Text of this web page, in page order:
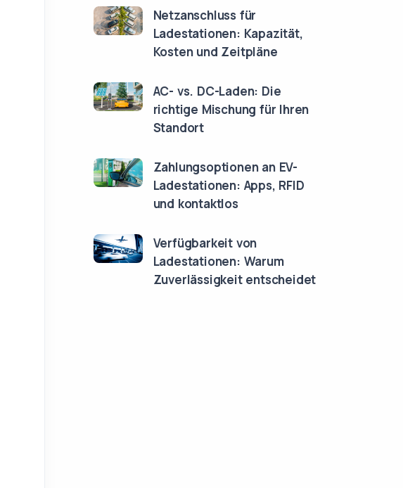
Netzanschluss für
Ladestationen: Kapazität,
Kosten und Zeitpläne
AC- vs. DC-Laden: Die
richtige Mischung für Ihren
Standort
Zahlungsoptionen an EV-
Ladestationen: Apps, RFID
und kontaktlos
Verfügbarkeit von
Ladestationen: Warum
Zuverlässigkeit entscheidet